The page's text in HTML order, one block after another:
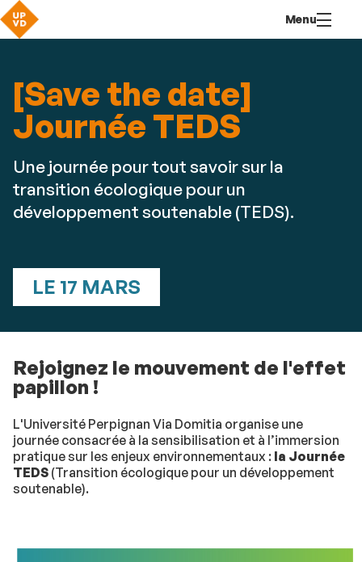
contenu
Menu
[Save the date]
Journée TEDS
Une journée pour tout savoir sur la
transition écologique pour un
développement soutenable (TEDS).
LE 17 MARS
Rejoignez le mouvement de l'effet
papillon !
L'Université Perpignan Via Domitia organise une
journée consacrée à la sensibilisation et à l’immersion
pratique sur les enjeux environnementaux : la Journée
TEDS (Transition écologique pour un développement
soutenable).